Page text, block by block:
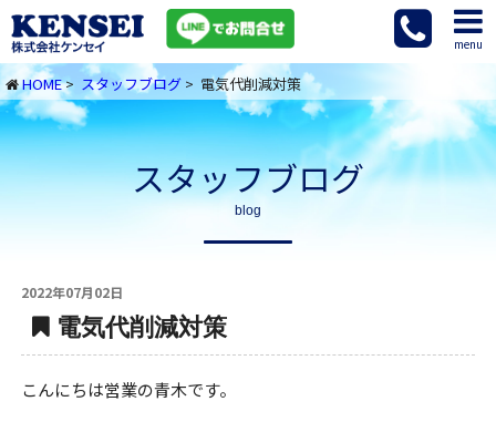
menu
HOME> スタッフブログ > 電気代削減対策
スタッフブログ
blog
2022年07月02日
電気代削減対策
こんにちは営業の青木です。